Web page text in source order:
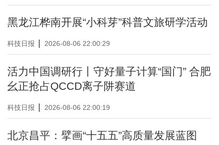
黑龙江桦南开展“小科芽”科普文旅研学活动
科技日报 2026-08-06 22:00:29
活力中国调研行丨守好量子计算“国门” 合肥
幺正抢占QCCD离子阱赛道
科技日报 2026-08-06 22:00:19
北京昌平：擘画“十五五”高质量发展蓝图